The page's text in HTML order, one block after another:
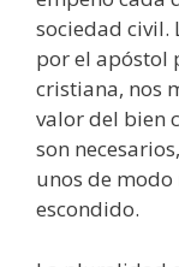
sociedad civil.
por el apóstol
cristiana, nos
valor del bien
son
unos de
escondido.